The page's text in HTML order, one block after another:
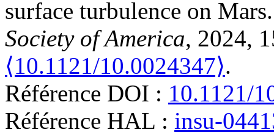
surface turbulence on Mars
Society of America, 2024,
⟨10.1121/10.0024347⟩.
Référence DOI : 10.1121/
Référence HAL : insu-